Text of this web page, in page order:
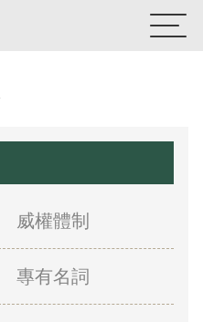
威權體制
專有名詞